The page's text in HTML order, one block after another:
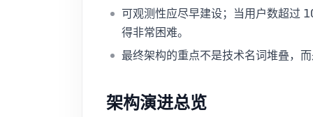
可观测性应尽早建设；当用户数超过
得非常困难。
最终架构的重点不是技术名词堆叠，
架构演进总览